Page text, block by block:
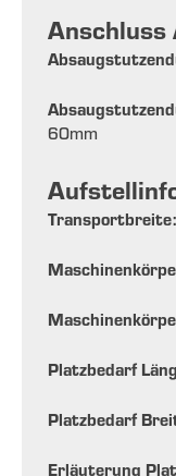
Anschluss
60mm
Transportbreite:
Platzbedarf
Platzbedarf
Erläuterung